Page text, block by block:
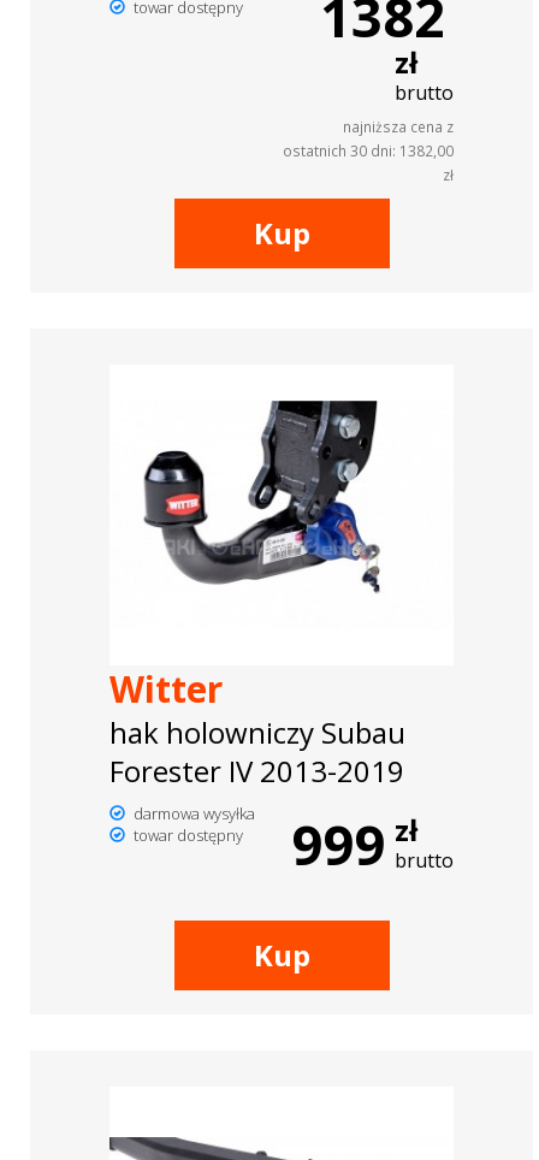
towar dostępny 1382
zł
brutto
najniższa cena z
ostatnich 30 dni: 1382,00
zł
Kup
Witter
hak holowniczy Subau
Forester IV 2013-2019
darmowa wysyłka
towar dostępny
999 zł
brutto
Kup